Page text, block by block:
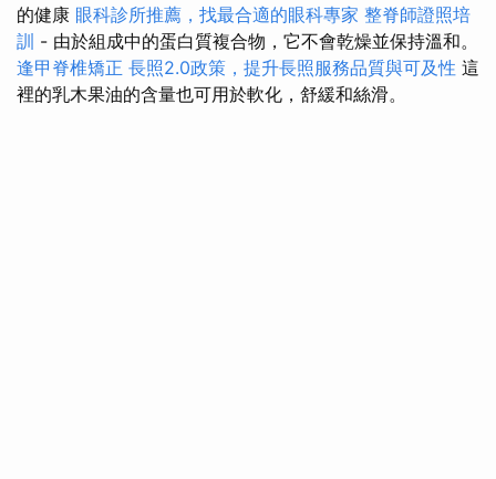
的健康 眼科診所推薦，找最合適的眼科專家 整脊師證照培
訓 - 由於組成中的蛋白質複合物，它不會乾燥並保持溫和。
逢甲脊椎矯正 長照2.0政策，提升長照服務品質與可及性 這
裡的乳木果油的含量也可用於軟化，舒緩和絲滑。